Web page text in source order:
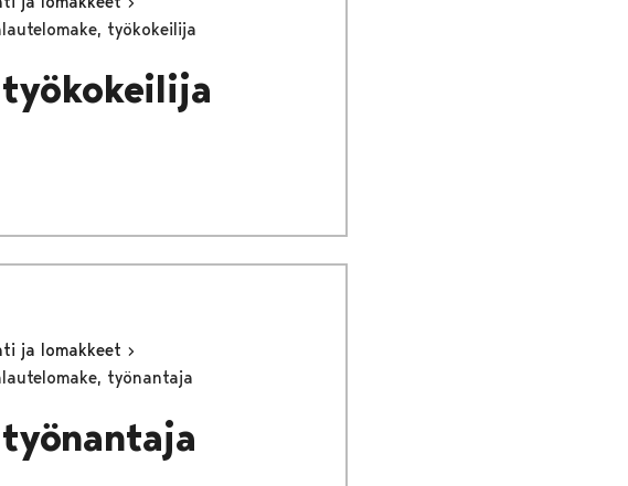
työkokeilija
ja lomakkeet
työnantaja